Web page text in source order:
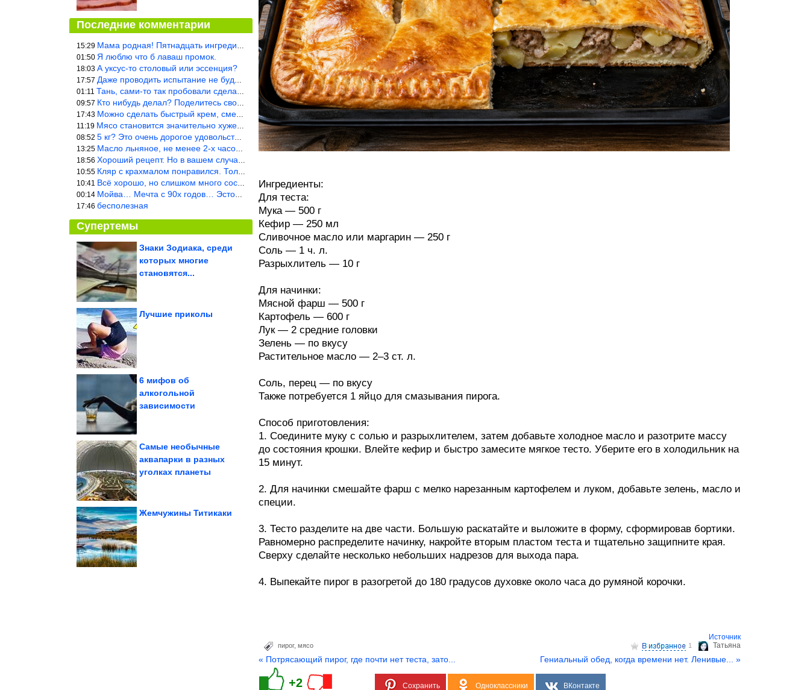
Последние комментарии
15:29 Мама родная! Пятнадцать ингредиентов на пирожок!!!
01:50 Я люблю что б лаваш промок.
18:03 А уксус-то столовый или эссенция?
17:57 Даже проводить испытание не буду — в воду и потом быстро в раска
01:11 Тань, сами-то так пробовали сделать? Ерунда же получится. Нет, с
09:57 Кто нибудь делал? Поделитесь своими результатами!!!
17:43 Можно сделать быстрый крем, смешав 2 банки вареной сгущенки со с
11:19 Мясо становится значительно хуже, когда долго лежит в морозилке
08:52 5 кг? Это очень дорогое удовольствие, исходя из цен на эту ягоду
13:25 Масло льняное, не менее 2-х часов. Писать надо по делу и подробн
18:56 Хороший рецепт. Но в вашем случае шницель получится парено-варен
10:55 Кляр с крахмалом понравился. Только я бы в воду добавил бы молок
10:41 Всё хорошо, но слишком много составляющих.
00:14 Мойва… Мечта с 90х годов… Эстония
17:46 бесполезная
Супертемы
Приколы в стиле «Когда
Знаки Зодиака, среди
которых многие
становятся...
Лучшие приколы
6 мифов об
алкогольной
зависимости
Неопровержимые
Самые необычные
аквапарки в разных
уголках планеты
Можно ли заставить
Жемчужины Титикаки
Ингредиенты:
Для теста:
Мука — 500 г
Кефир — 250 мл
Сливочное масло или маргарин — 250 г
Соль — 1 ч. л.
Разрыхлитель — 10 г
Для начинки:
Мясной фарш — 500 г
Картофель — 600 г
Лук — 2 средние головки
Зелень — по вкусу
Растительное масло — 2–3 ст. л.
Соль, перец — по вкусу
Также потребуется 1 яйцо для смазывания пирога.
Способ приготовления:
1. Соедините муку с солью и разрыхлителем, затем добавьте холодное масло и разотрите массу
до состояния крошки. Влейте кефир и быстро замесите мягкое тесто. Уберите его в холодильник на
15 минут.
2. Для начинки смешайте фарш с мелко нарезанным картофелем и луком, добавьте зелень, масло и
специи.
3. Тесто разделите на две части. Большую раскатайте и выложите в форму, сформировав бортики.
Равномерно распределите начинку, накройте вторым пластом теста и тщательно защипните края.
Сверху сделайте несколько небольших надрезов для выхода пара.
4. Выпекайте пирог в разогретой до 180 градусов духовке около часа до румяной корочки.
Источник
Татьяна
1
пирог, мясо
« Потрясающий пирог, где почти нет теста, зато... Гениальный обед, когда времени нет. Ленивые... »
+2 Сохранить Одноклассники ВКонтакте